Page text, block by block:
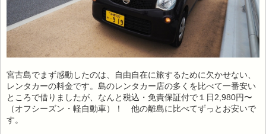
宮古島でまず感動したのは、自由自在に旅するために欠かせない、
レンタカーの料金です。島のレンタカー店の多くを比べて一番安い
ところで借りましたが、なんと税込・免責保証付で１日2,980円〜
（オフシーズン・軽自動車）！ 他の離島に比べてずっとお安いで
す。